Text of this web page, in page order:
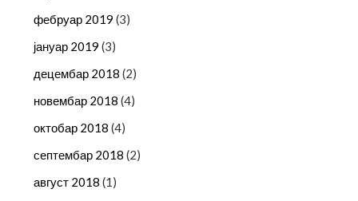
фебруар 2019 (3)
јануар 2019 (3)
децембар 2018 (2)
новембар 2018 (4)
октобар 2018 (4)
септембар 2018 (2)
август 2018 (1)